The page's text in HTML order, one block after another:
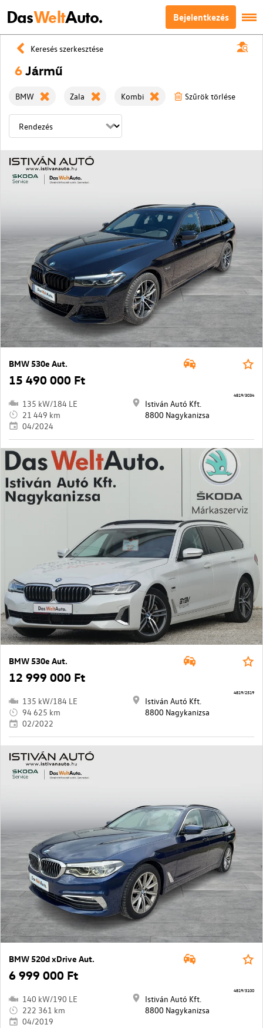
DasWeltAuto. Bejelentkezés
Keresés szerkesztése
6Jármű
BMW Zala Kombi Szűrök törlése
BMW 530e Aut.
15 490 000 Ft
135 kW/184 LE
21 449 km
04/2024
Istiván Autó Kft.
8800 Nagykanizsa
4819/3034
BMW 530e Aut.
12 999 000 Ft
135 kW/184 LE
94 625 km
02/2022
Istiván Autó Kft.
8800 Nagykanizsa
4819/2519
BMW 520d xDrive Aut.
6 999 000 Ft
140 kW/190 LE
222 361 km
04/2019
Istiván Autó Kft.
8800 Nagykanizsa
4819/3100